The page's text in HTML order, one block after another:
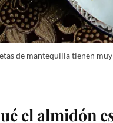
de mantequilla tienen
el almidón